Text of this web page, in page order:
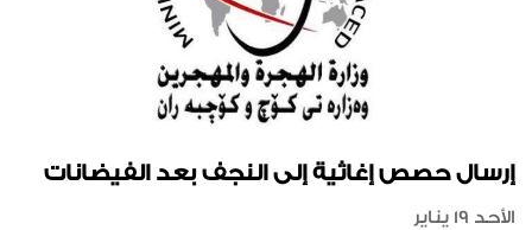
إرسال حصص إغاثية إلى النجف بعد الفيضانات
الأحد 19 يناير